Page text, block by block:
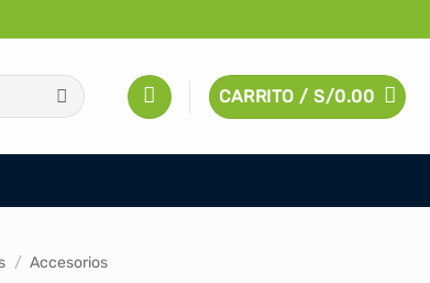
CARRITO /S/0.00
/ Accesorios